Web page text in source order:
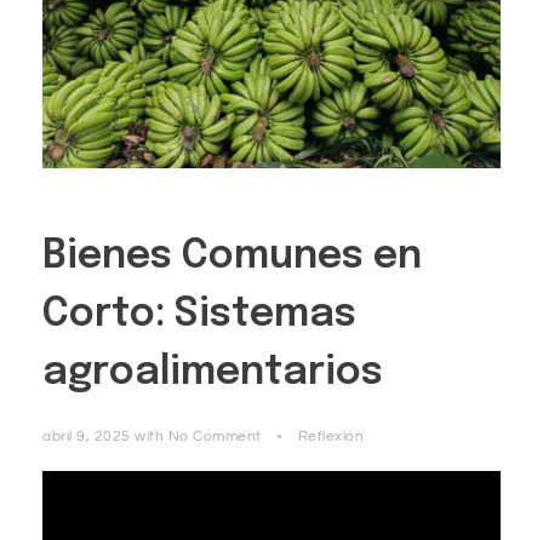
Bienes Comunes en
Corto: Sistemas
agroalimentarios
abril 9, 2025 with No Comment Reflexión